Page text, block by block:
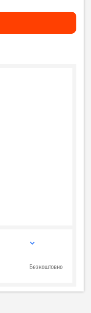
Безкоштовно